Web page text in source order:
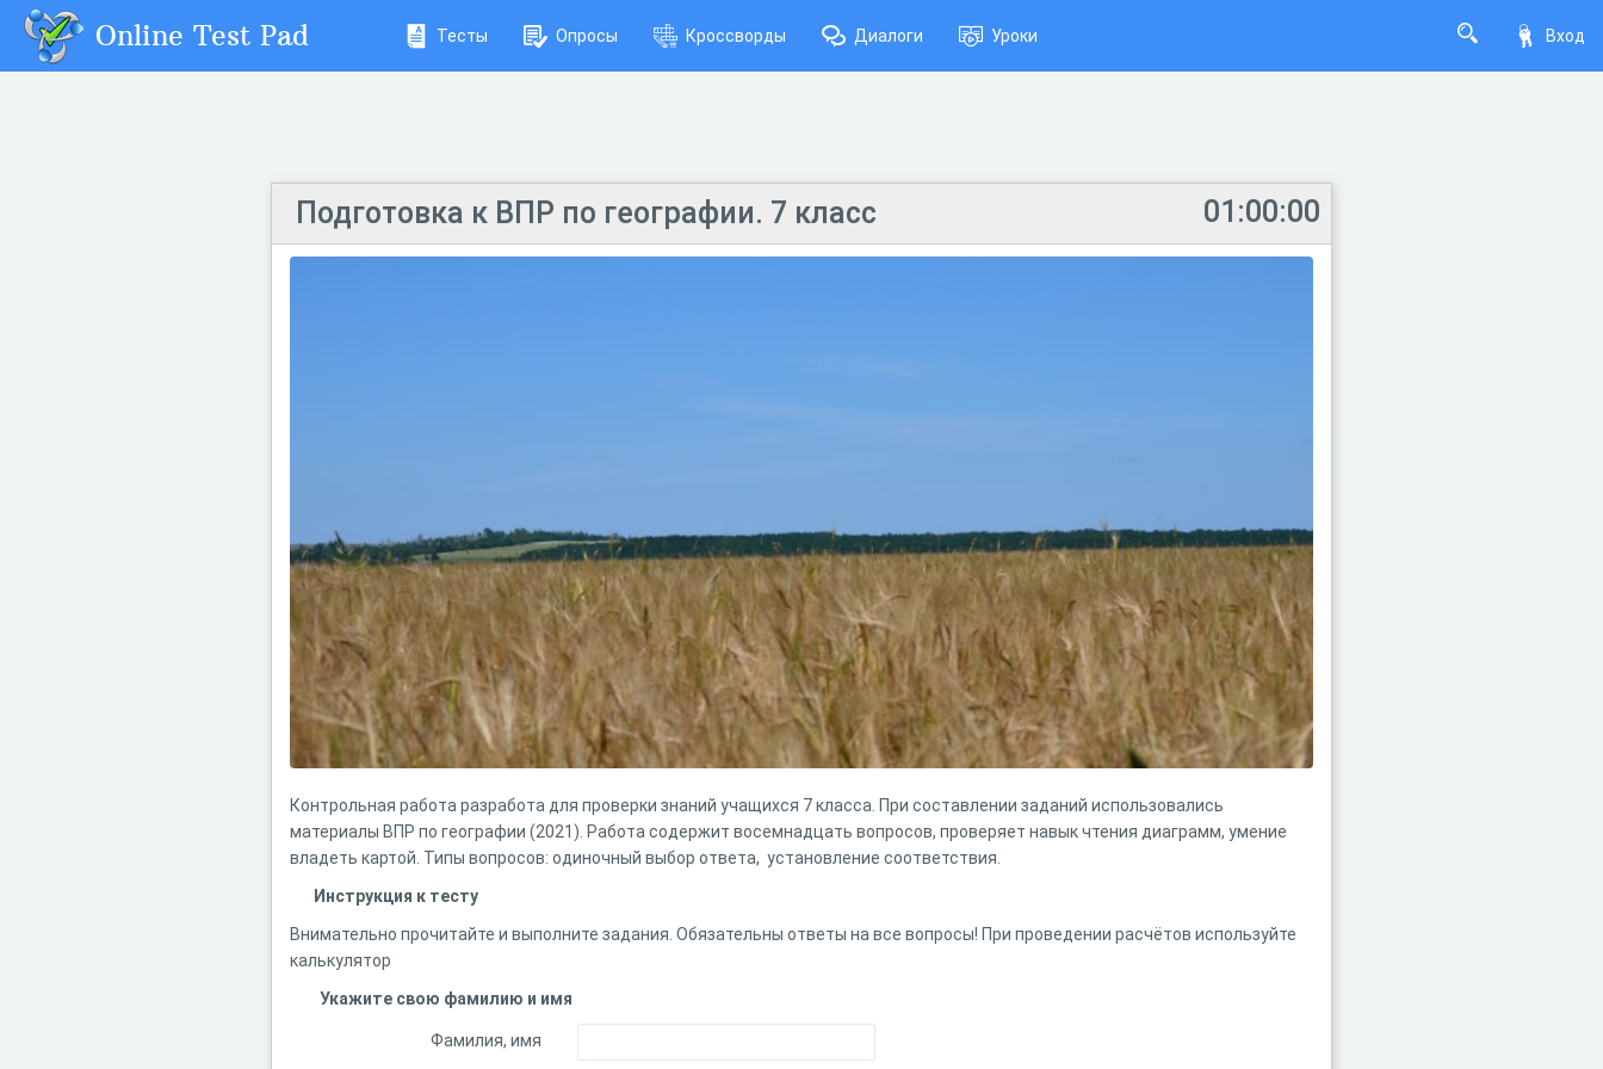
Вход
Online Test Pad Тесты Опросы Кроссворды Диалоги Уроки
01:00:00
Подготовка к ВПР по географии. 7 класс
Контрольная работа разработа для проверки знаний учащихся 7 класса. При составлении заданий использовались
материалы ВПР по географии (2021). Работа содержит восемнадцать вопросов, проверяет навык чтения диаграмм, умение
владеть картой. Типы вопросов: одиночный выбор ответа, установление соответствия.
Инструкция к тесту
Внимательно прочитайте и выполните задания. Обязательны ответы на все вопросы! При проведении расчётов используйте
калькулятор
Укажите свою фамилию и имя
Фамилия, имя